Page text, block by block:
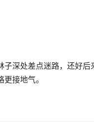
深处差点迷路，还好
接地气。